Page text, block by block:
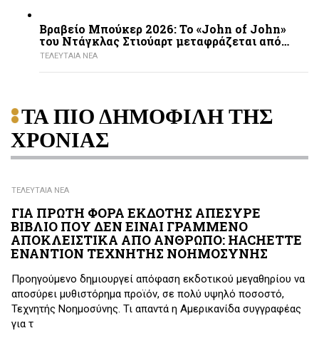
Βραβείο Μπούκερ 2026: Το «John of John»
του Ντάγκλας Στιούαρτ μεταφράζεται από…
ΤΕΛΕΥΤΑΙΑ ΝΕΑ
ΤΑ ΠΙΟ ΔΗΜΟΦΙΛΗ ΤΗΣ
ΧΡΟΝΙΑΣ
ΤΕΛΕΥΤΑΙΑ ΝΕΑ
ΓΙΑ ΠΡΩΤΗ ΦΟΡΑ ΕΚΔΟΤΗΣ ΑΠΕΣΥΡΕ
ΒΙΒΛΙΟ ΠΟΥ ΔΕΝ ΕΙΝΑΙ ΓΡΑΜΜΕΝΟ
ΑΠΟΚΛΕΙΣΤΙΚΑ ΑΠΟ ΑΝΘΡΩΠΟ: HACHETTE
ΕΝΑΝΤΙΟΝ ΤΕΧΝΗΤΗΣ ΝΟΗΜΟΣΥΝΗΣ
Προηγούμενο δημιουργεί απόφαση εκδοτικού μεγαθηρίου να
αποσύρει μυθιστόρημα προϊόν, σε πολύ υψηλό ποσοστό,
Τεχνητής Νοημοσύνης. Τι απαντά η Αμερικανίδα συγγραφέας
για τ